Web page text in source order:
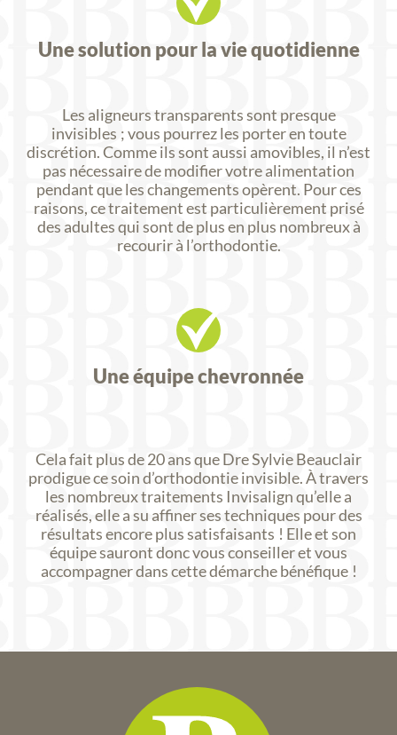
Une solution pour la vie quotidienne
Les aligneurs transparents sont presque
invisibles ; vous pourrez les porter en toute
discrétion. Comme ils sont aussi amovibles, il n’est
pas nécessaire de modifier votre alimentation
pendant que les changements opèrent. Pour ces
raisons, ce traitement est particulièrement prisé
des adultes qui sont de plus en plus nombreux à
recourir à l’orthodontie.
Une équipe chevronnée
Cela fait plus de 20 ans que Dre Sylvie Beauclair
prodigue ce soin d’orthodontie invisible. À travers
les nombreux traitements Invisalign qu’elle a
réalisés, elle a su affiner ses techniques pour des
résultats encore plus satisfaisants ! Elle et son
équipe sauront donc vous conseiller et vous
accompagner dans cette démarche bénéfique !